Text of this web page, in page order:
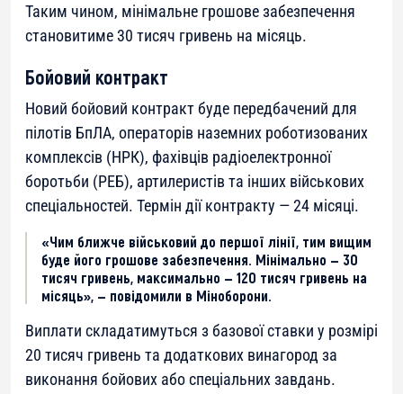
Таким чином, мінімальне грошове забезпечення
становитиме 30 тисяч гривень на місяць.
Бойовий контракт
Новий бойовий контракт буде передбачений для
пілотів БпЛА, операторів наземних роботизованих
комплексів (НРК), фахівців радіоелектронної
боротьби (РЕБ), артилеристів та інших військових
спеціальностей. Термін дії контракту — 24 місяці.
«Чим ближче військовий до першої лінії, тим вищим
буде його грошове забезпечення. Мінімально — 30
тисяч гривень, максимально — 120 тисяч гривень на
місяць», — повідомили в Міноборони.
Виплати складатимуться з базової ставки у розмірі
20 тисяч гривень та додаткових винагород за
виконання бойових або спеціальних завдань.